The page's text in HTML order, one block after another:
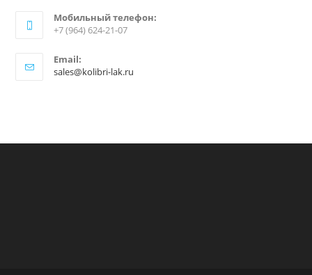
Мобильный телефон:
+7 (964) 624-21-07
Email:
sales@kolibri-lak.ru